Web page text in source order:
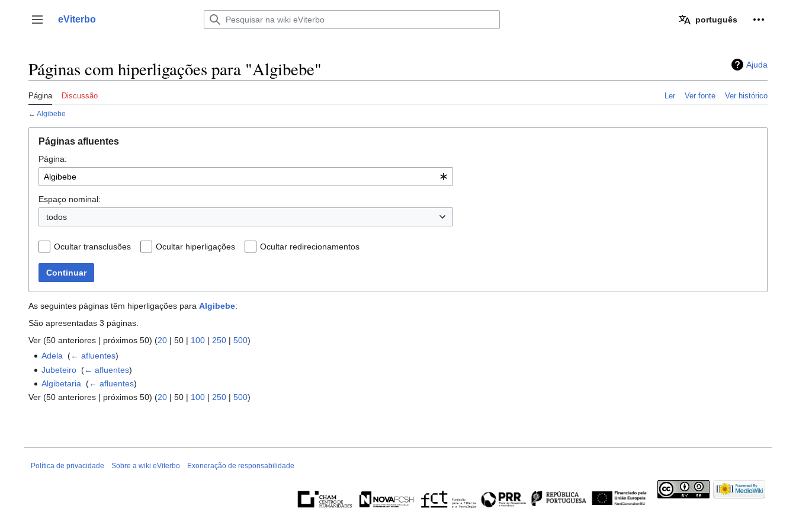
para
Alternar barra lateral
eViterbo português
Ajuda
Páginas com hiperligações para "Algibebe"
Página Discussão Ler Ver fonte Ver histórico
← Algibebe
Páginas afluentes
Página:
Espaço nominal:
todos
Ocultar transclusões Ocultar hiperligações Ocultar redirecionamentos
Continuar
As seguintes páginas têm hiperligações para Algibebe:
São apresentadas 3 páginas.
Ver (50 anteriores | próximos 50) (20 | 50 | 100 | 250 | 500)
Adela ‎(← afluentes)
Jubeteiro ‎(← afluentes)
Algibetaria ‎(← afluentes)
Ver (50 anteriores | próximos 50) (20 | 50 | 100 | 250 | 500)
Política de privacidade Sobre a wiki eViterbo Exoneração de responsabilidade